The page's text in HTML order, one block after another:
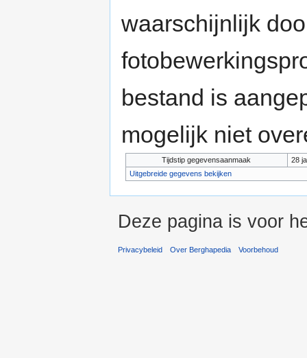
waarschijnlijk
bestand is
mogelijk niet
Tijdstip gegevensaanmaak
28
Uitgebreide gegevens bekijken
Deze pagina is voor
Privacybeleid Over Berghapedia Voorbehoud